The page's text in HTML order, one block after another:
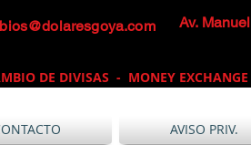
Av.
DE DIVISAS - MONEY EXCHANGE
AVISO PRIV.